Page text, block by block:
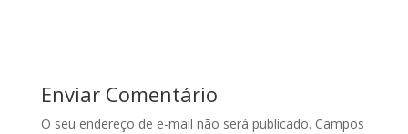
Enviar Comentário
O seu endereço de e-mail não será publicado. Campos